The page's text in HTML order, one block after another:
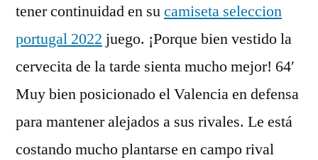
tener continuidad en sucamiseta seleccion
portugal 2022 juego. ¡Porque bien vestido la
cervecita de la tarde sienta mucho mejor! 64′
Muy bien posicionado el Valencia en defensa
para mantener alejados a sus rivales. Le está
costando mucho plantarse en campo rival